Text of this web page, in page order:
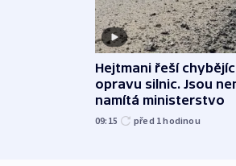
Hejtmani řeší
opravu silnic. Jsou
namítá ministerstvo
09:15 před 1hodinou